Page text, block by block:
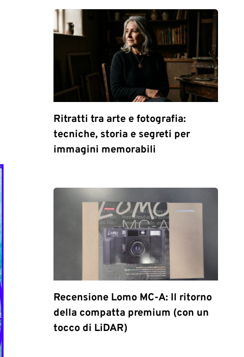
Ritratti tra arte e fotografia:
tecniche, storia e segreti per
immagini memorabili
Recensione Lomo MC-A: Il ritorno
della compatta premium (con un
tocco di LiDAR)